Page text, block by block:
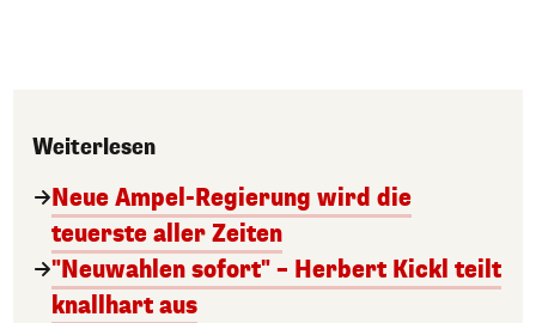
Weiterlesen
Neue Ampel-Regierung wird die
teuerste aller Zeiten
"Neuwahlen sofort" – Herbert Kickl teilt
knallhart aus